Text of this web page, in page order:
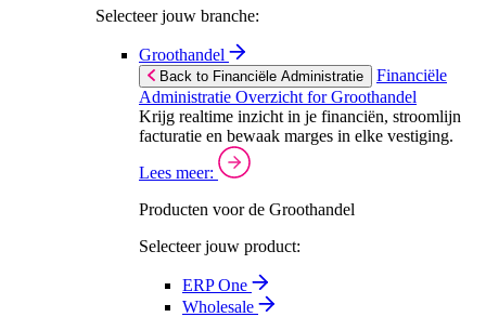
Selecteer jouw branche:
Groothandel
Back to Financiële Administratie
Financiële
Administratie Overzicht for Groothandel
Krijg realtime inzicht in je financiën, stroomlijn
facturatie en bewaak marges in elke vestiging.
Lees meer:
Producten voor de Groothandel
Selecteer jouw product:
ERP One
Wholesale